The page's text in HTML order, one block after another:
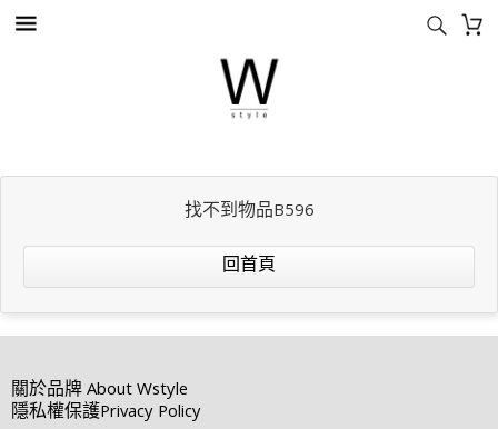
找不到物品B596
回首頁
關於品牌About Wstyle
隱私權保護Privacy Policy